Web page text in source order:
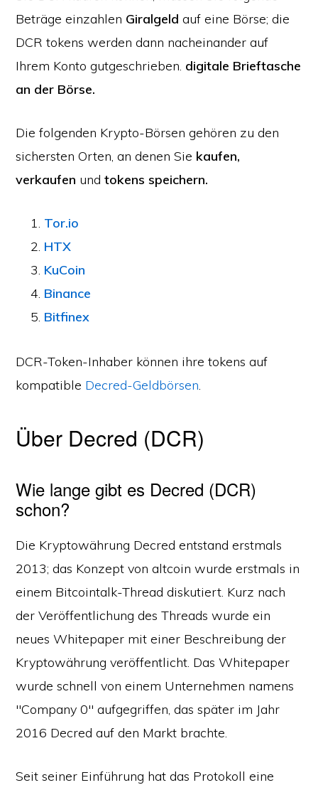
Beträge einzahlen Giralgeld auf eine Börse; die
DCR tokens werden dann nacheinander auf
Ihrem Konto gutgeschrieben. digitale Brieftasche
an der Börse.
Die folgenden Krypto-Börsen gehören zu den
sichersten Orten, an denen Sie kaufen,
verkaufen undtokens speichern.
Tor.io
HTX
KuCoin
Binance
Bitfinex
DCR-Token-Inhaber können ihre tokens auf
kompatible Decred-Geldbörsen.
Über Decred (DCR)
Wie lange gibt es Decred (DCR)
schon?
Die Kryptowährung Decred entstand erstmals
2013; das Konzept von altcoin wurde erstmals in
einem Bitcointalk-Thread diskutiert. Kurz nach
der Veröffentlichung des Threads wurde ein
neues Whitepaper mit einer Beschreibung der
Kryptowährung veröffentlicht. Das Whitepaper
wurde schnell von einem Unternehmen namens
"Company 0" aufgegriffen, das später im Jahr
2016 Decred auf den Markt brachte.
Seit seiner Einführung hat das Protokoll eine